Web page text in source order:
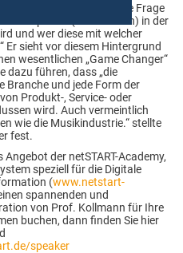
Kollmann deutlich: „Die Frage
Marketplaces (Plattformen) in der
und wer diese mit welcher
Er sieht vor diesem Hintergrund
wesentlichen „Game Changer“
dazu führen, dass „die
Branche und jede Form der
Produkt-, Service- oder
wird. Auch vermeintlich
wie die Musikindustrie.“ stellte
fest.
der netSTART-Academy,
speziell für die Digitale
(www.netstart-
spannenden und
von Prof. Kollmann für Ihre
buchen, dann finden Sie hier
speaker